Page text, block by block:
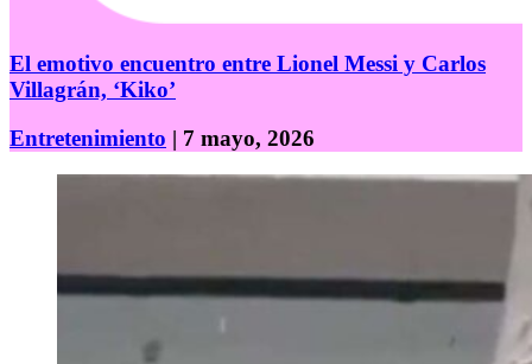
El emotivo encuentro entre Lionel Messi y Carlos
Villagrán, ‘Kiko’
Entretenimiento | 7 mayo, 2026